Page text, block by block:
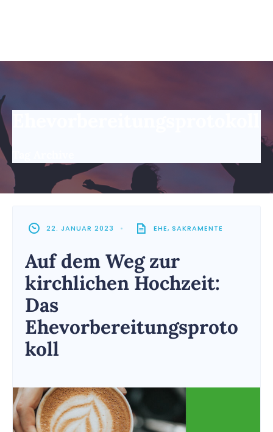
22. JANUAR 2023 • EHE, SAKRAMENTE
Auf dem Weg zur
kirchlichen Hochzeit:
Das
Ehevorbereitungsproto
koll